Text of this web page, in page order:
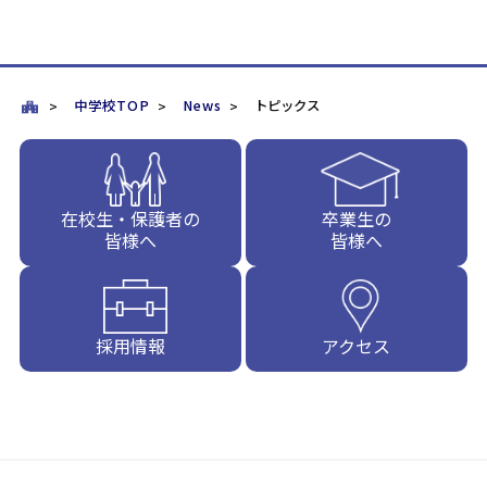
中学校TOP News トピックス
在校生・保護者の
皆様へ
卒業生の
皆様へ
採用情報 アクセス